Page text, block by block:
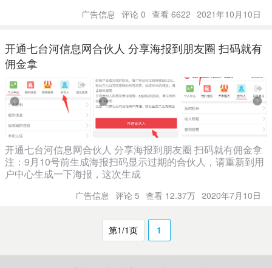
广告信息 评论 0 查看 6622 2021年10月10日
开通七台河信息网合伙人 分享海报到朋友圈 扫码就有
佣金拿
开通七台河信息网合伙人 分享海报到朋友圈 扫码就有佣金拿
注：9月10号前生成海报扫码显示过期的合伙人，请重新到用
户中心生成一下海报，这次生成
广告信息 评论 5 查看 12.37万 2020年7月10日
第1/1页 1